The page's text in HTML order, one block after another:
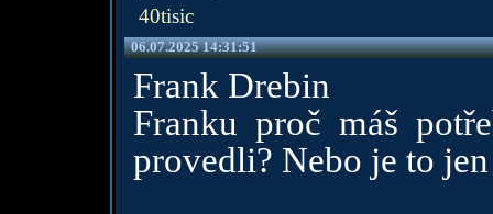
40tisic
06.07.2025 14:31:51
Frank Drebin
Franku proč máš
provedli? Nebo je to